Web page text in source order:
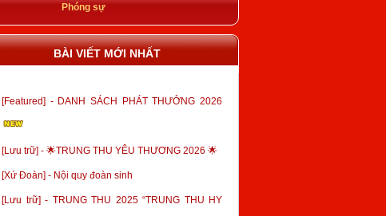
Phóng sự
BÀI VIẾT MỚI NHẤT
[Featured] - DANH SÁCH PHÁT THƯỞNG 2026
[Lưu trữ] - 🌟TRUNG THU YÊU THƯƠNG 2026 🌟
[Xứ Đoàn] - Nội quy đoàn sinh
[Lưu trữ] - TRUNG THU 2025 “TRUNG THU HY